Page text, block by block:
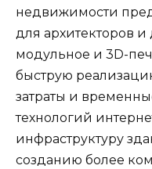
недвижимости
для архитекторов
модульное и 3D-
быструю
затраты и
технологий
инфраструктуру
созданию более